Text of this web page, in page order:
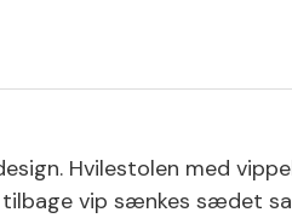
Hvilestolen med
vip sænkes sædet